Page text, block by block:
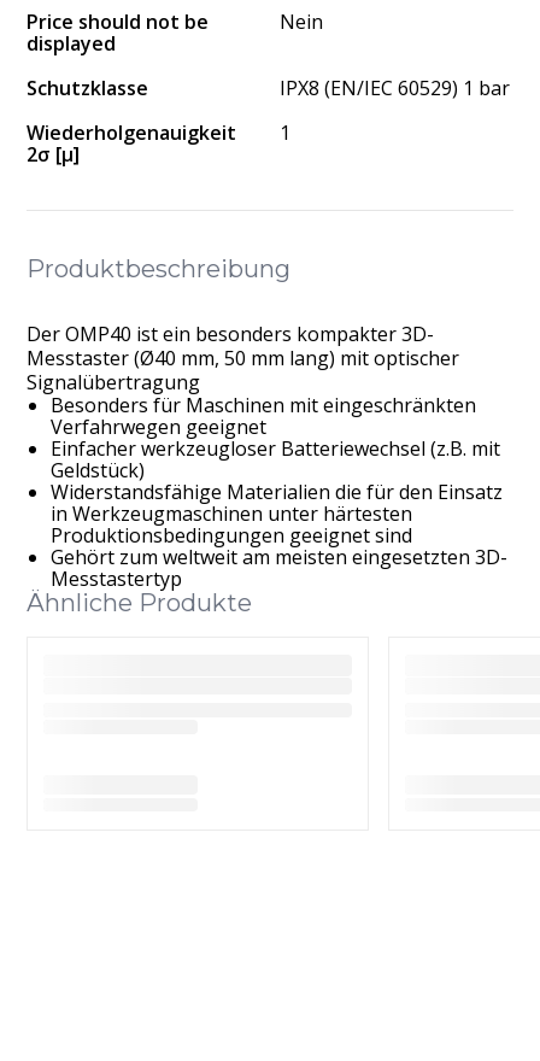
Price should not be
displayed
Nein
Schutzklasse
IPX8 (EN/IEC 60529) 1 bar
Wiederholgenauigkeit
2σ [μ]
1
Produktbeschreibung
Der OMP40 ist ein besonders kompakter 3D-
Messtaster (Ø40 mm, 50 mm lang) mit optischer
Signalübertragung
Besonders für Maschinen mit eingeschränkten
Verfahrwegen geeignet
Einfacher werkzeugloser Batteriewechsel (z.B. mit
Geldstück)
Widerstandsfähige Materialien die für den Einsatz
in Werkzeugmaschinen unter härtesten
Produktionsbedingungen geeignet sind
Gehört zum weltweit am meisten eingesetzten 3D-
Messtastertyp
Ähnliche Produkte